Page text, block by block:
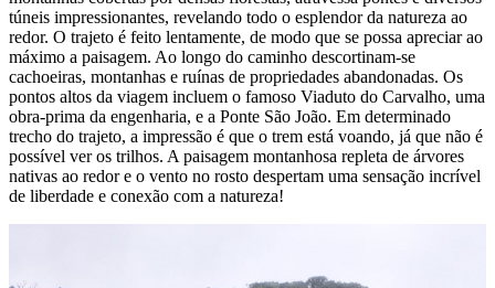
túneis impressionantes, revelando todo o esplendor da natureza ao
redor. O trajeto é feito lentamente, de modo que se possa apreciar ao
máximo a paisagem. Ao longo do caminho descortinam-se
cachoeiras, montanhas e ruínas de propriedades abandonadas. Os
pontos altos da viagem incluem o famoso Viaduto do Carvalho, uma
obra-prima da engenharia, e a Ponte São João. Em determinado
trecho do trajeto, a impressão é que o trem está voando, já que não é
possível ver os trilhos. A paisagem montanhosa repleta de árvores
nativas ao redor e o vento no rosto despertam uma sensação incrível
de liberdade e conexão com a natureza!